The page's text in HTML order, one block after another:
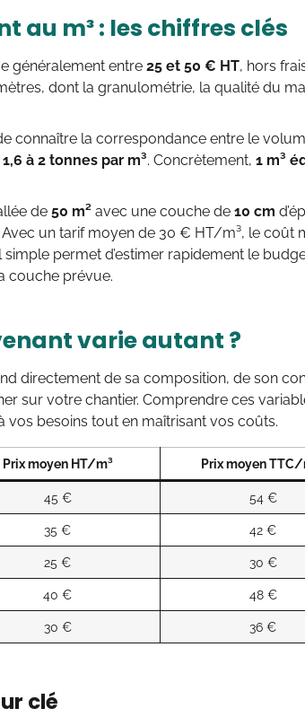
au m³ : les chiffres clés
généralement entre 25 et 50 € HT, hors
dont la granulométrie, la qualité du
connaître la correspondance entre le
1,6 à 2 tonnes par m³. Concrètement, 1 m³
de 50 m² avec une couche de 10 cm
un tarif moyen de 30 € HT/m³, le coût
simple permet d’estimer rapidement le
couche prévue.
varie autant ?
directement de sa composition, de son
sur votre chantier. Comprendre ces
besoins tout en maîtrisant vos coûts.
Prix moyen HT/m³ Prix moyen TTC/
45 € 54 €
35 € 42 €
25 € 30 €
40 € 48 €
30 € 36 €
clé